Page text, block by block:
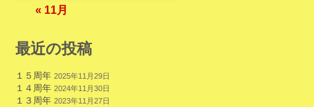
« 11月
最近の投稿
１５周年 2025年11月29日
１４周年 2024年11月30日
１３周年 2023年11月27日